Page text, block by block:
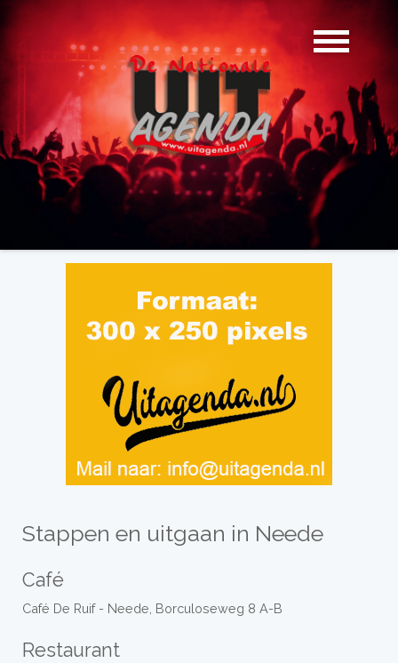
Stappen en uitgaan in Neede
Café
Café De Ruif - Neede, Borculoseweg 8 A-B
Restaurant